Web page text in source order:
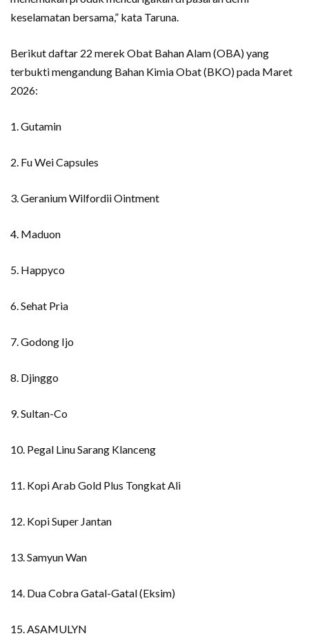
keselamatan bersama,” kata Taruna.
Berikut daftar 22 merek Obat Bahan Alam (OBA) yang
terbukti mengandung Bahan Kimia Obat (BKO) pada Maret
2026:
1. Gutamin
2. Fu Wei Capsules
3. Geranium Wilfordii Ointment
4. Maduon
5. Happyco
6. Sehat Pria
7. Godong Ijo
8. Djinggo
9. Sultan-Co
10. Pegal Linu Sarang Klanceng
11. Kopi Arab Gold Plus Tongkat Ali
12. Kopi Super Jantan
13. Samyun Wan
14. Dua Cobra Gatal-Gatal (Eksim)
15. ASAMULYN